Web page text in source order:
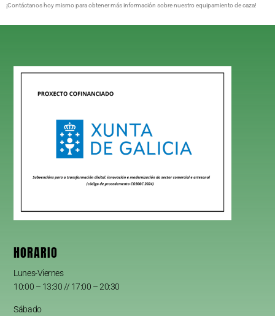
¡Contáctanos hoy mismo para obtener más información sobre nuestro equipamiento de caza!
HORARIO
Lunes-Viernes
10:00 – 13:30 // 17:00 – 20:30
Sábado